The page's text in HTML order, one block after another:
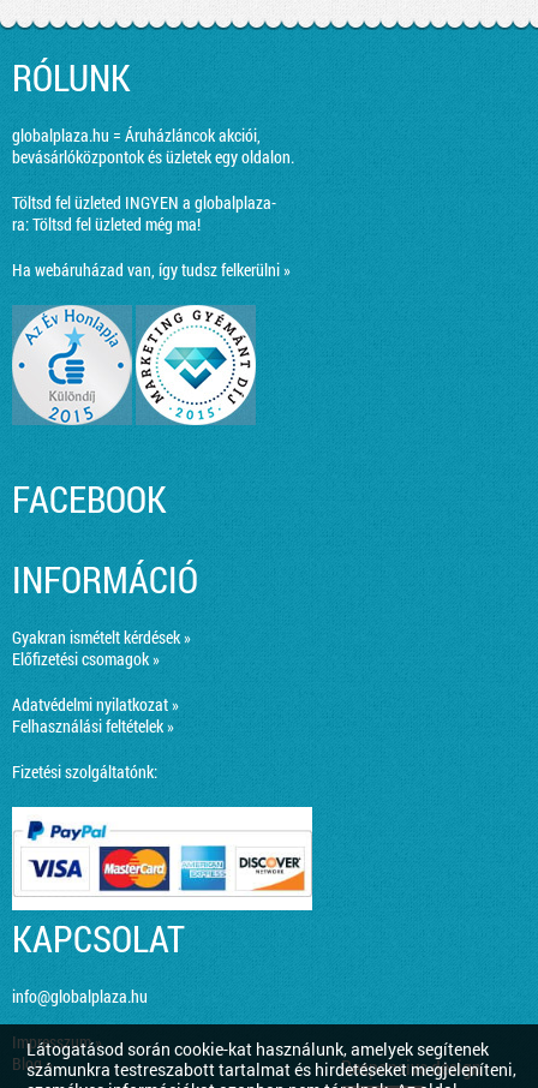
Látogatásod során cookie-kat használunk, amelyek segítenek
számunkra testreszabott tartalmat és hirdetéseket megjeleníteni,
RÓLUNK
globalplaza.hu = Áruházláncok akciói,
bevásárlóközpontok és üzletek egy oldalon.
Töltsd fel üzleted INGYEN a globalplaza-
ra:Töltsd fel üzleted még ma!
Ha webáruházad van, így tudsz felkerülni »
FACEBOOK
INFORMÁCIÓ
Gyakran ismételt kérdések »
Előfizetési csomagok »
Adatvédelmi nyilatkozat »
Felhasználási feltételek »
Fizetési szolgáltatónk:
KAPCSOLAT
info@globalplaza.hu
Impresszum »
Blog »
Responsive design